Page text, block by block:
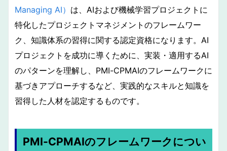
Managing AI） は、AIおよび機械学習プロジェクトに
特化したプロジェクトマネジメントのフレームワー
ク、知識体系の習得に関する認定資格になります。AI
プロジェクトを成功に導くために、実装・適用するAI
のパターンを理解し、PMI-CPMAIのフレームワークに
基づきアプローチするなど、実践的なスキルと知識を
習得した人材を認定するものです。
PMI-CPMAIのフレームワークについ